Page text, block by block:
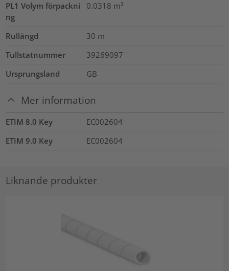
PL1 Volym förpackni
ng
0.0318 m³
Rullängd 30 m
Tullstatnummer
39269097
Ursprungsland
GB
Mer information
ETIM 8.0 Key
EC002604
ETIM 9.0 Key
EC002604
Liknande produkter